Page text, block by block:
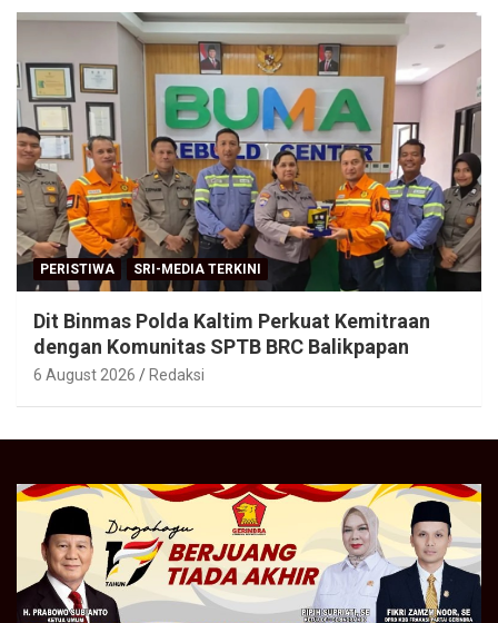
PERISTIWA SRI-MEDIA TERKINI
Dit Binmas Polda Kaltim Perkuat Kemitraan
dengan Komunitas SPTB BRC Balikpapan
6 August 2026 Redaksi